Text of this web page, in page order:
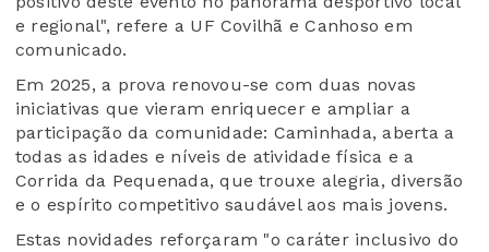
e regional", refere a UF Covilhã e Canhoso em
comunicado.
Em 2025, a prova renovou-se com duas novas
iniciativas que vieram enriquecer e ampliar a
participação da comunidade: Caminhada, aberta a
todas as idades e níveis de atividade física e a
Corrida da Pequenada, que trouxe alegria, diversão
e o espírito competitivo saudável aos mais jovens.
Estas novidades reforçaram "o caráter inclusivo do